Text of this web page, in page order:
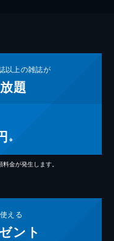
以上の雑誌が
題
※
金が発生します。
える
ント